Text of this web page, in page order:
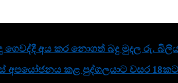
ගෙවද්දී අය කර නොගත් බදු මුදල රු.
අපයෝජනය කළ පුද්ගලයාට වසර